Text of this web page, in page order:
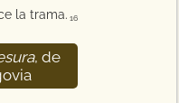
la trama. 16
, de